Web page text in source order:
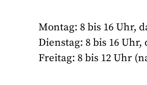
Montag: 8 bis 16 Uhr,
Dienstag: 8 bis 16
Freitag: 8 bis 12 Uhr